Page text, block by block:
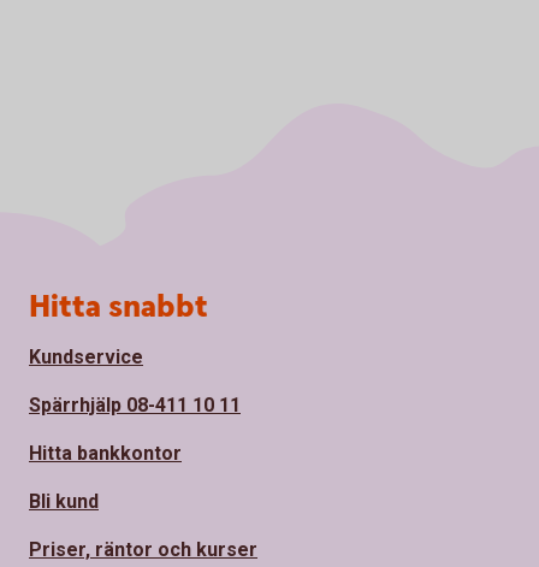
Sidfot
Hitta snabbt
Kundservice
Spärrhjälp 08-411 10 11
Hitta bankkontor
Bli kund
Priser, räntor och kurser